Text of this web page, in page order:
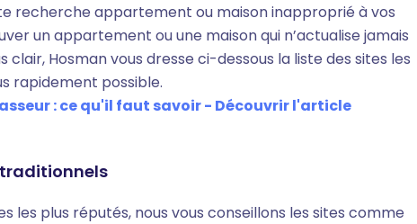
recherche appartement ou maison inapproprié à vos
un appartement ou une maison qui n’actualise jamais
clair, Hosman vous dresse ci-dessous la liste des sites les
rapidement possible.
: ce qu'il faut savoir - Découvrir l'article
traditionnels
les plus réputés, nous vous conseillons les sites comme